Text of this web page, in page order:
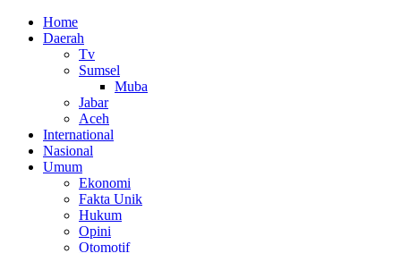
Home
Daerah
Tv
Sumsel
Muba
Jabar
Aceh
International
Nasional
Umum
Ekonomi
Fakta Unik
Hukum
Opini
Otomotif